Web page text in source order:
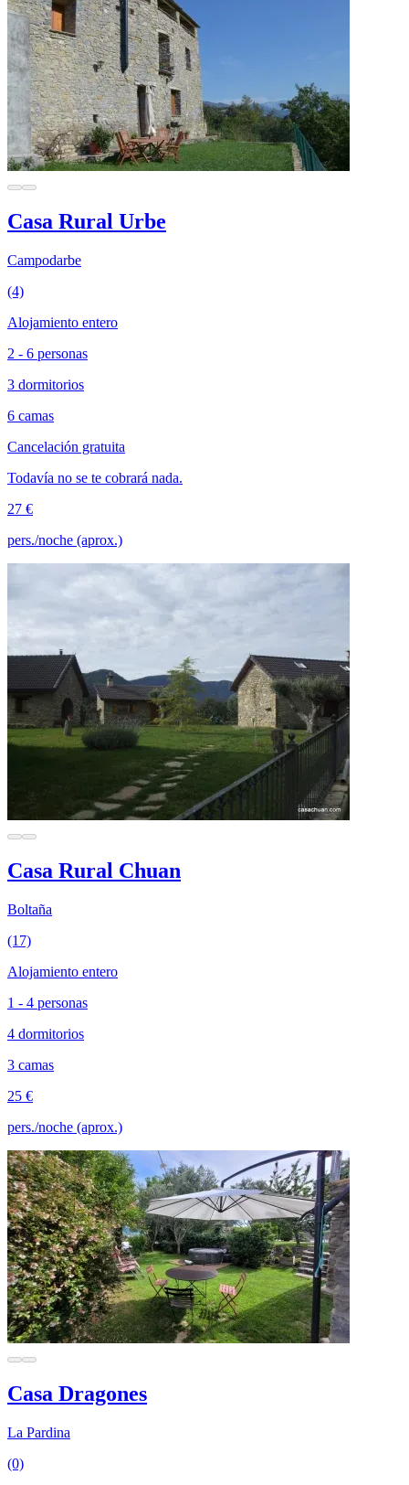
Casa Rural Urbe
Campodarbe
(4)
Alojamiento entero
2 - 6 personas
3 dormitorios
6 camas
Cancelación gratuita
Todavía no se te cobrará nada.
27 €
pers./noche (aprox.)
Casa Rural Chuan
Boltaña
(17)
Alojamiento entero
1 - 4 personas
4 dormitorios
3 camas
25 €
pers./noche (aprox.)
Casa Dragones
La Pardina
(0)